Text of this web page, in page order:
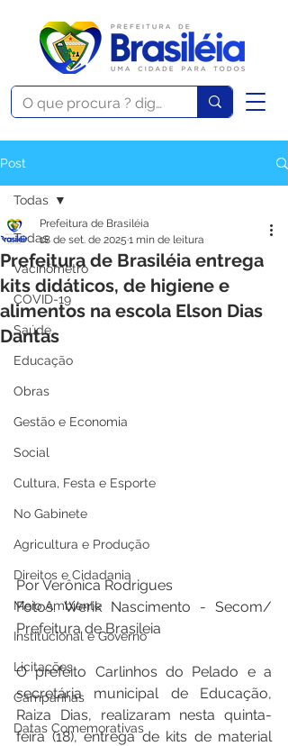
Post
Todas
Vacinômetro
COVID-19
Saúde
Educação
Obras
Gestão e Economia
Social
Cultura, Festa e Esporte
No Gabinete
Agricultura e Produção
Direitos e Cidadania
Meio Ambiente
Institucional e Governo
Licitações
Campanhas
Datas Comemorativas
Todas
Prefeitura de Brasiléia entrega
kits didáticos, de higiene e
alimentos na escola Elson Dias
Dantas
Prefeitura de Brasiléia
18 de set. de 2025 1 min de leitura
Por Verônica Rodrigues
Fotos: Werik Nascimento - Secom/
Prefeitura de Brasileia
O prefeito Carlinhos do Pelado e a
secretária municipal de Educação,
Raiza Dias, realizaram nesta quinta-
feira (18), entrega de kits de material